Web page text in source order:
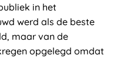
in het
werd als de beste
maar van de
opgelegd omdat